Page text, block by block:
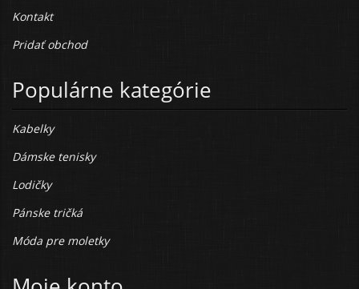
Kontakt
Pridať obchod
Populárne kategórie
Kabelky
Dámske tenisky
Lodičky
Pánske tričká
Móda pre moletky